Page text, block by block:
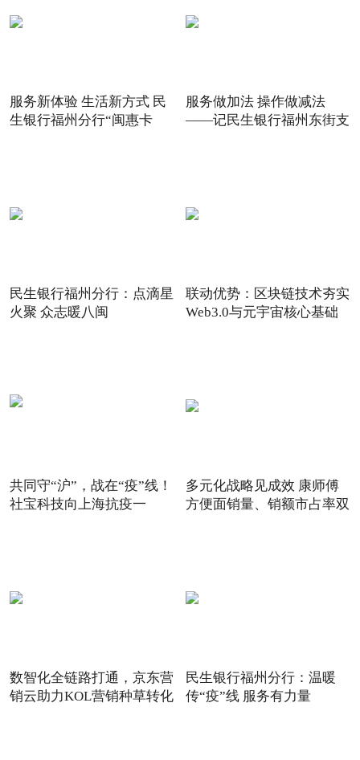
服务新体验 生活新方式 民
生银行福州分行“闽惠卡
服务做加法 操作做减法
——记民生银行福州东街支
民生银行福州分行：点滴星
火聚 众志暖八闽
联动优势：区块链技术夯实
Web3.0与元宇宙核心基础
共同守“沪”，战在“疫”线！
社宝科技向上海抗疫一
多元化战略见成效 康师傅
方便面销量、销额市占率双
数智化全链路打通，京东营
销云助力KOL营销种草转化
民生银行福州分行：温暖
传“疫”线 服务有力量